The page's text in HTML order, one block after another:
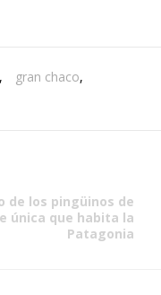
, gran chaco,
de los pingüinos de
única que habita la
Patagonia